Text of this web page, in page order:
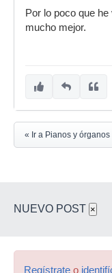
Por lo poco que
mucho mejor.
« Ir a Pianos y órganos
NUEVO POST ×
Regístrate o